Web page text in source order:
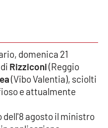
domenica 21
Rizziconi(Reggio
(Vibo Valentia), sciolti
e attualmente
agosto il ministro